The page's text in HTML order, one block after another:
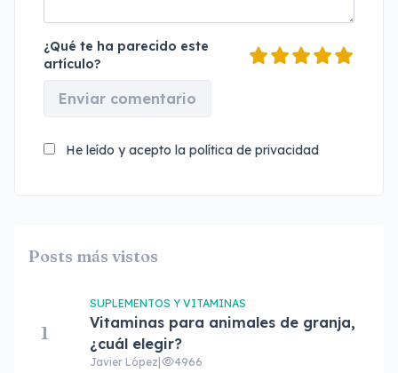
¿Qué te ha parecido este
artículo?
Enviar comentario
He leído y acepto la política de privacidad
Posts más vistos
1
SUPLEMENTOS Y VITAMINAS
Vitaminas para animales de granja,
¿cuál elegir?
Javier López 4966